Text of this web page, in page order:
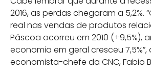
2016, as perdas chegaram a 5,2%.
real nas vendas de produtos
Páscoa ocorreu em 2010 (+9,5%),
economia em geral cresceu
economista-chefe da CNC, Fabio